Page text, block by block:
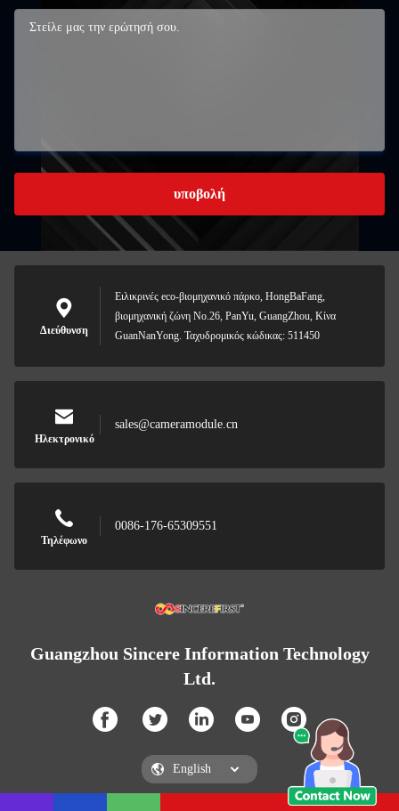
υποβολή
Διεύθυνση
Ειλικρινές eco-βιομηχανικό πάρκο, HongBaFang,
βιομηχανική ζώνη No.26, PanYu, GuangZhou, Κίνα
GuanNanYong. Ταχυδρομικός κώδικας: 511450
Ηλεκτρονικό
sales@cameramodule.cn
Τηλέφωνο
0086-176-65309551
Guangzhou Sincere Information Technology
Ltd.